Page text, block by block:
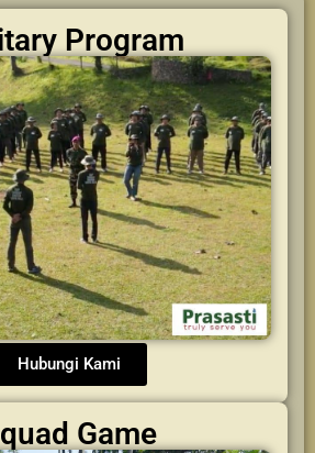
Program
Hubungi Kami
Game